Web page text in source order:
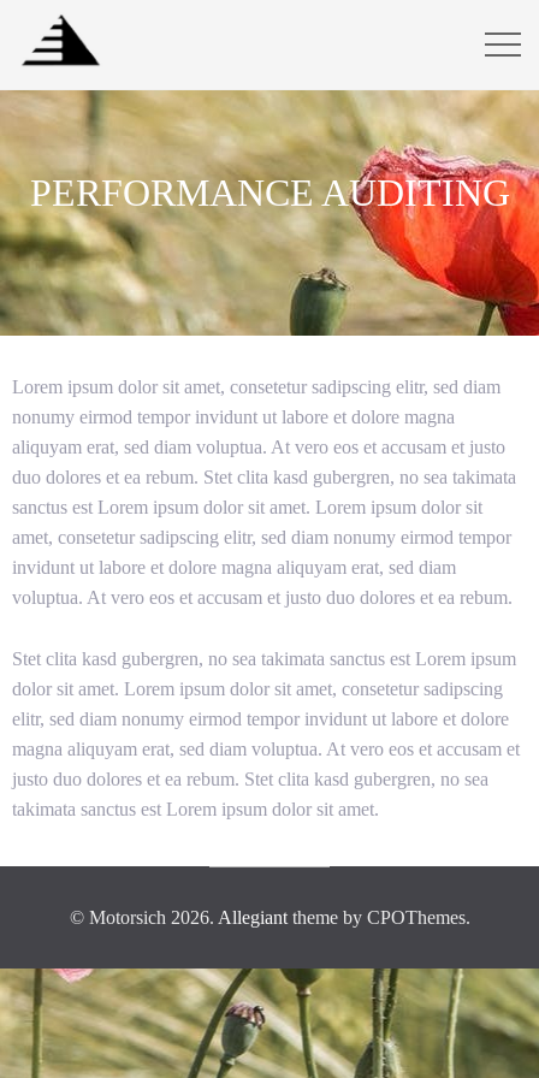
PERFORMANCE AUDITING
Lorem ipsum dolor sit amet, consetetur sadipscing elitr, sed diam
nonumy eirmod tempor invidunt ut labore et dolore magna
aliquyam erat, sed diam voluptua. At vero eos et accusam et justo
duo dolores et ea rebum. Stet clita kasd gubergren, no sea takimata
sanctus est Lorem ipsum dolor sit amet. Lorem ipsum dolor sit
amet, consetetur sadipscing elitr, sed diam nonumy eirmod tempor
invidunt ut labore et dolore magna aliquyam erat, sed diam
voluptua. At vero eos et accusam et justo duo dolores et ea rebum.
Stet clita kasd gubergren, no sea takimata sanctus est Lorem ipsum
dolor sit amet. Lorem ipsum dolor sit amet, consetetur sadipscing
elitr, sed diam nonumy eirmod tempor invidunt ut labore et dolore
magna aliquyam erat, sed diam voluptua. At vero eos et accusam et
justo duo dolores et ea rebum. Stet clita kasd gubergren, no sea
takimata sanctus est Lorem ipsum dolor sit amet.
© Motorsich 2026. Allegianttheme by CPOThemes.